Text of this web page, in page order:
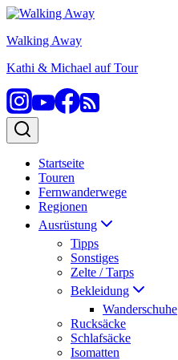
Zum
springen
Walking Away
Kathi & Michael auf Tour
Startseite
Touren
Fernwanderwege
Regionen
Ausrüstung
Tipps
Sonstiges
Zelte / Tarps
Bekleidung
Wanderschuhe
Rucksäcke
Schlafsäcke
Isomatten